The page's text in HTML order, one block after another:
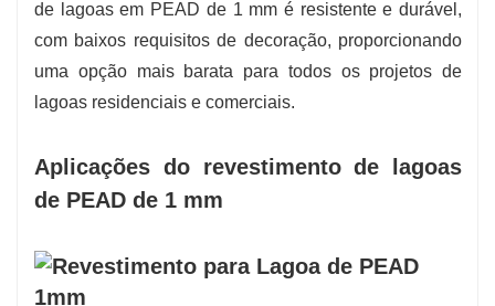
de lagoas em PEAD de 1 mm é resistente e durável,
com baixos requisitos de decoração, proporcionando
uma opção mais barata para todos os projetos de
lagoas residenciais e comerciais.
Aplicações do revestimento de lagoas
de PEAD de 1 mm